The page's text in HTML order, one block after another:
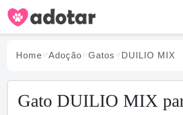
Home Adoção Gatos DUILIO MIX
Gato DUILIO MIX